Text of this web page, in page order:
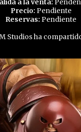
Precio: Pendiente
Reservas: Pendiente
Studios ha